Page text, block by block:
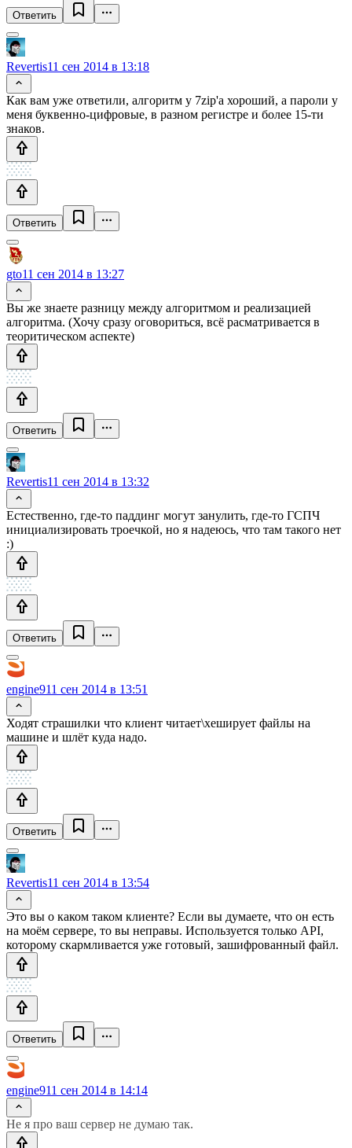
Ответить
Revertis11 сен 2014 в 13:18
Как вам уже ответили, алгоритм у 7zip'а хороший, а пароли у
меня буквенно-цифровые, в разном регистре и более 15-ти
знаков.
Ответить
gto11 сен 2014 в 13:27
Вы же знаете разницу между алгоритмом и реализацией
алгоритма. (Хочу сразу оговориться, всё расматривается в
теоритическом аспекте)
Ответить
Revertis11 сен 2014 в 13:32
Естественно, где-то паддинг могут занулить, где-то ГСПЧ
инициализировать троечкой, но я надеюсь, что там такого нет
:)
Ответить
engine911 сен 2014 в 13:51
Ходят страшилки что клиент читает\хеширует файлы на
машине и шлёт куда надо.
Ответить
Revertis11 сен 2014 в 13:54
Это вы о каком таком клиенте? Если вы думаете, что он есть
на моём сервере, то вы неправы. Используется только API,
которому скармливается уже готовый, зашифрованный файл.
Ответить
engine911 сен 2014 в 14:14
Не я про ваш сервер не думаю так.